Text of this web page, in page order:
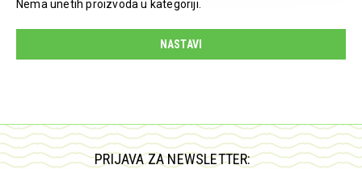
Nema unetih proizvoda u kategoriji.
NASTAVI
PRIJAVA ZA NEWSLETTER: